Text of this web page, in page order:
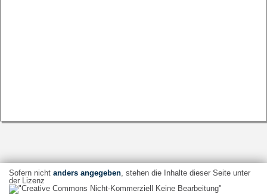
Sofern nicht anders angegeben, stehen die Inhalte dieser Seite unter
der Lizenz